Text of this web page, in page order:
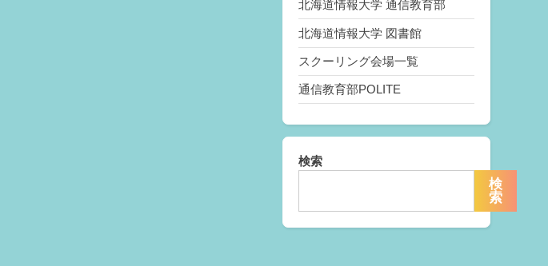
北海道情報大学 通信教育部
北海道情報大学 図書館
スクーリング会場一覧
通信教育部POLITE
検索
検
索